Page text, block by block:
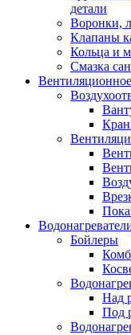
детали
Воронки,
Клапаны
Кольца и
Смазка
Бойлеры
Над
Под